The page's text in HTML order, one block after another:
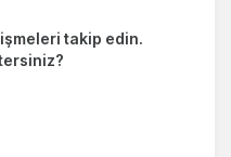
takip edin.